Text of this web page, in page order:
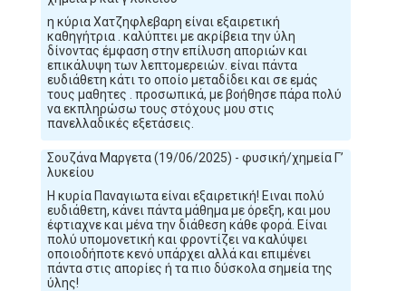
η κύρια Χατζηφλεβαρη είναι εξαιρετική
καθηγήτρια . καλύπτει με ακρίβεια την ύλη
δίνοντας έμφαση στην επίλυση αποριών και
επικάλυψη των λεπτομερειών. είναι πάντα
ευδιάθετη κάτι το οποίο μεταδίδει και σε εμάς
τους μαθητες . προσωπικά, με βοήθησε πάρα πολύ
να εκπληρώσω τους στόχους μου στις
πανελλαδικές εξετάσεις.
Σουζάνα Μαργετα (19/06/2025) - φυσική/χημεία Γ’
λυκείου
Η κυρία Παναγιωτα είναι εξαιρετική! Ειναι πολύ
ευδιάθετη, κάνει πάντα μάθημα με όρεξη, και μου
έφτιαχνε και μένα την διάθεση κάθε φορά. Είναι
πολύ υπομονετική και φροντίζει να καλύψει
οποιοδήποτε κενό υπάρχει αλλά και επιμένει
πάντα στις απορίες ή τα πιο δύσκολα σημεία της
ύλης!